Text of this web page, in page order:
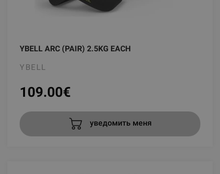
YBELL ARC (PAIR) 2.5KG EACH
YBELL
109.00€
уведомить меня